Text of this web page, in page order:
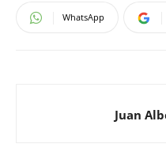
WhatsApp
Juan